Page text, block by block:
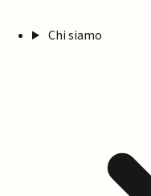
Chi siamo